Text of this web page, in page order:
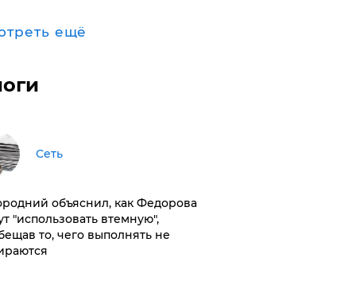
ещё
Сеть
объяснил, как Федорова
"использовать втемную",
то, чего выполнять не